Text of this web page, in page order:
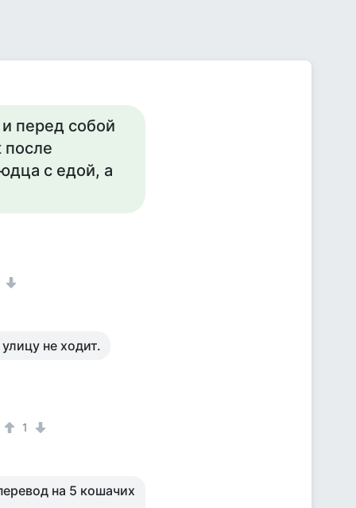
перед собой
после
с едой, а
не ходит.
1
на 5 кошачих